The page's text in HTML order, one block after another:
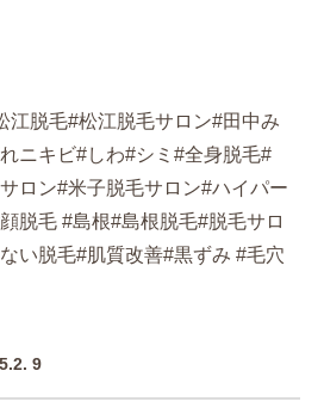
江脱毛#松江脱毛サロン#田中み
ニキビ#しわ#シミ#全身脱毛#
ロン#米子脱毛サロン#ハイパー
脱毛 #島根#島根脱毛#脱毛サロ
い脱毛#肌質改善#黒ずみ #毛穴
9